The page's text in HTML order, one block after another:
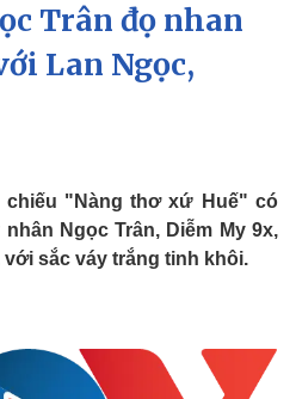
Xã hội
Tin 24h
Dự báo thời tiết
Trân đọ nhan
Lan Ngọc,
chiếu "Nàng thơ xứ Huế" có
Ngọc Trân, Diễm My 9x,
sắc váy trắng tinh khôi.